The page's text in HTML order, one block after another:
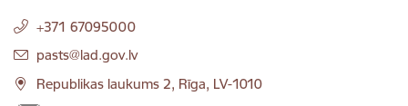
+371 67095000
E-pasts:
pasts@lad.gov.lv
Republikas laukums 2, Rīga, LV-1010